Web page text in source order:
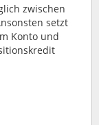
zwischen
setzt
Konto und